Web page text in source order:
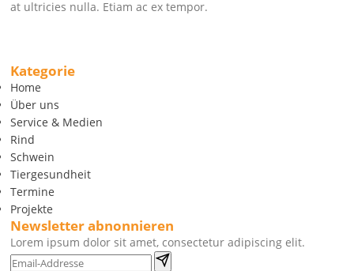
at ultricies nulla. Etiam ac ex tempor.
Kategorie
Home
Über uns
Service & Medien
Rind
Schwein
Tiergesundheit
Termine
Projekte
Newsletter abnonnieren
Lorem ipsum dolor sit amet, consectetur adipiscing elit.